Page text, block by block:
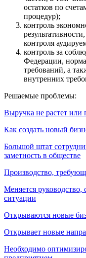
остатков по
процедур);
контроль
контроля
контроль за
Федерации,
требований, а
внутренних
Решаемые проблемы:
Выручка не растет или
Как создать новый
Большой штат
заметность в обществе
Производство,
Меняется руководство,
ситуации
Открываются новые
Открывает новые
Необходимо